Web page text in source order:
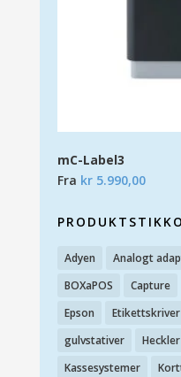
mC-Label3
Fra kr5.990,00
Adyen Analogt
BOXaPOS
Capture
Epson
Etikettskriver
gulvstativer
Kassesystemer